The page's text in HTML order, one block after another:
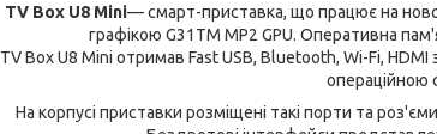
TV Box U8 Mini— смарт-приставка, що працює на
графікою G31TM MP2 GPU. Оперативна
TV Box U8 Mini отримав Fast USB, Bluetooth, Wi-Fi, HDMI
операційною
На корпусі приставки розміщені такі порти та